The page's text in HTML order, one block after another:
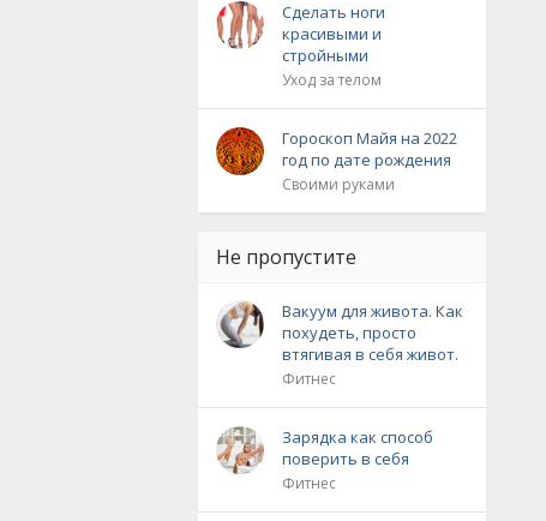
Сделать ноги
красивыми и
стройными
Уход за телом
Гороскоп Майя на 2022
год по дате рождения
Своими руками
Не пропустите
Вакуум для живота. Как
похудеть, просто
втягивая в себя живот.
Фитнес
Зарядка как способ
поверить в себя
Фитнес